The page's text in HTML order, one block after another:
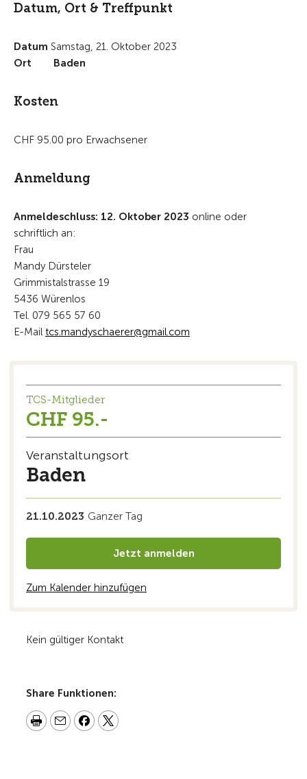
Datum, Ort & Treffpunkt
Datum Samstag, 21. Oktober 2023
Ort
Baden
Kosten
CHF 95.00 pro Erwachsener
Anmeldung
Anmeldeschluss: 12. Oktober 2023 online oder
schriftlich an:
Frau
Mandy Dürsteler
Grimmistalstrasse 19
5436 Würenlos
Tel. 079 565 57 60
E-Mail tcs m ndysch r r gm l c m
TCS-Mitglieder
CHF 95.-
Veranstaltungsort
Baden
21.10.2023 Ganzer Tag
Jetzt anmelden
Zum Kalender hinzufügen
Kein gültiger Kontakt
Share Funktionen: